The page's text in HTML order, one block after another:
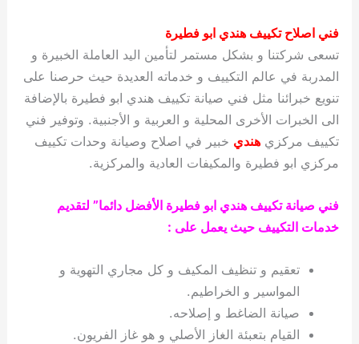
فني اصلاح تكييف هندي ابو فطيرة
تسعى شركتنا و بشكل مستمر لتأمين اليد العاملة الخبيرة و
المدربة في عالم التكييف و خدماته العديدة حيث حرصنا على
تنويع خبرائنا مثل فني صيانة تكييف هندي ابو فطيرة بالإضافة
الى الخبرات الأخرى المحلية و العربية و الأجنبية. وتوفير فني
تكييف مركزيهندي خبير في اصلاح وصيانة وحدات تكييف
مركزي ابو فطيرة والمكيفات العادية والمركزية.
فني صيانة تكييف هندي ابو فطيرة الأفضل دائما” لتقديم
خدمات التكييف حيث يعمل على :
تعقيم و تنظيف المكيف و كل مجاري التهوية و
المواسير و الخراطيم.
صيانة الضاغط و إصلاحه.
القيام بتعبئة الغاز الأصلي و هو غاز الفريون.